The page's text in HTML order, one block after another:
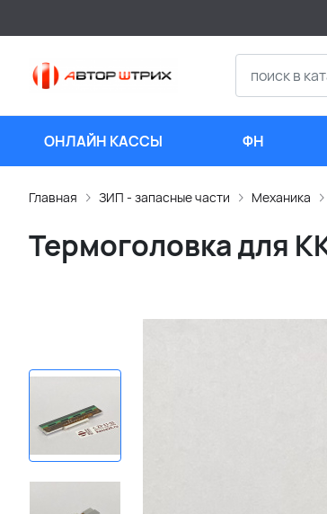
ОНЛАЙН КАССЫ ФН
Главная ЗИП - запасные части Механика
Термоголовка для